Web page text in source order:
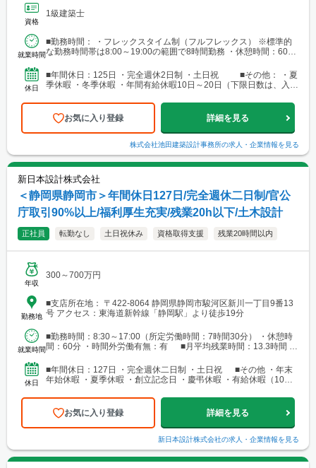
資格
1級建築士
就業時間
■勤務時間： ・フレックスタイム制（フルフレックス） ※標準的
な勤務時間帯は8:00～19:00の範囲で8時間勤務 ・休憩時間：60分
休日
■年間休日：125日 ・完全週休2日制 ・土日祝 ■その他： ・夏
季休暇 ・冬季休暇 ・年間有給休暇10日～20日（下限日数は、入社
お気に入り登録 詳細を見る
株式会社池田建築設計事務所の求人・企業情報を見る
新日本設計株式会社
＜静岡県静岡市＞年間休日127日/完全週休二日制/官公
庁取引90%以上/福利厚生充実/残業20h以下/土木設計
正社員 転勤なし 土日祝休み 資格取得支援 残業20時間以内
年収
300～700万円
勤務地
■支店所在地： 〒422-8064 静岡県静岡市駿河区新川一丁目9番13
号 アクセス：東海道新幹線「静岡駅」より徒歩19分
就業時間
■勤務時間：8:30～17:00（所定労働時間：7時間30分） ・休憩時
間：60分 ・時間外労働有無：有 ■月平均残業時間：13.3時間 ※
休日
■年間休日：127日 ・完全週休二日制 ・土日祝 ■その他 ・年末
年始休暇 ・夏季休暇 ・創立記念日 ・慶弔休暇 ・有給休暇（10日
お気に入り登録 詳細を見る
新日本設計株式会社の求人・企業情報を見る